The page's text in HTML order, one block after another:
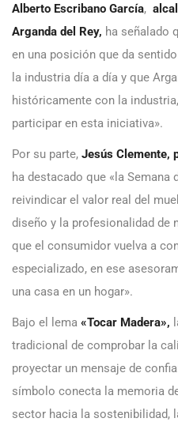
Alberto Escribano García,
Arganda del Rey, ha señalado
en una posición que da
la industria día a día y que
históricamente con la
participar en esta iniciativa».
Por su parte, Jesús Clemente,
ha destacado que «la Semana
reivindicar el valor real del
diseño y la profesionalidad de
que el consumidor vuelva a
especializado, en ese
una casa en un hogar».
Bajo el lema «Tocar Madera»,
tradicional de comprobar la
proyectar un mensaje de
símbolo conecta la memoria
sector hacia la sostenibilidad,